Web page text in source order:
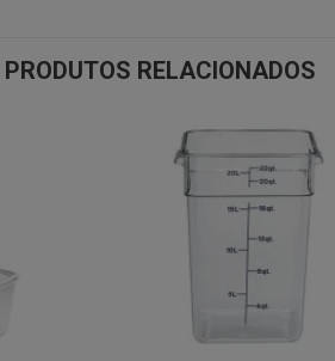
PRODUTOS RELACIONADOS